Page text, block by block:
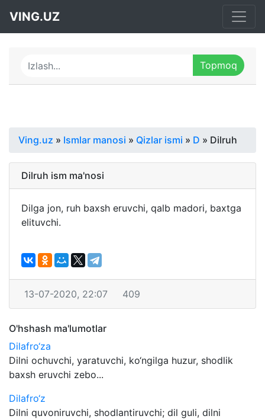
VING.UZ
Ving.uz » Ismlar manosi » Qizlar ismi » D » Dilruh
Dilruh ism ma'nosi
Dilga jon, ruh baxsh eruvchi, qalb madori, baxtga
elituvchi.
13-07-2020, 22:07 409
O'hshash ma'lumotlar
Dilafro‘za
Dilni ochuvchi, yaratuvchi, ko‘ngilga huzur, shodlik
baxsh eruvchi zebo...
Dilafro‘z
Dilni quvoniruvchi, shodlantiruvchi; dil guli, dilni